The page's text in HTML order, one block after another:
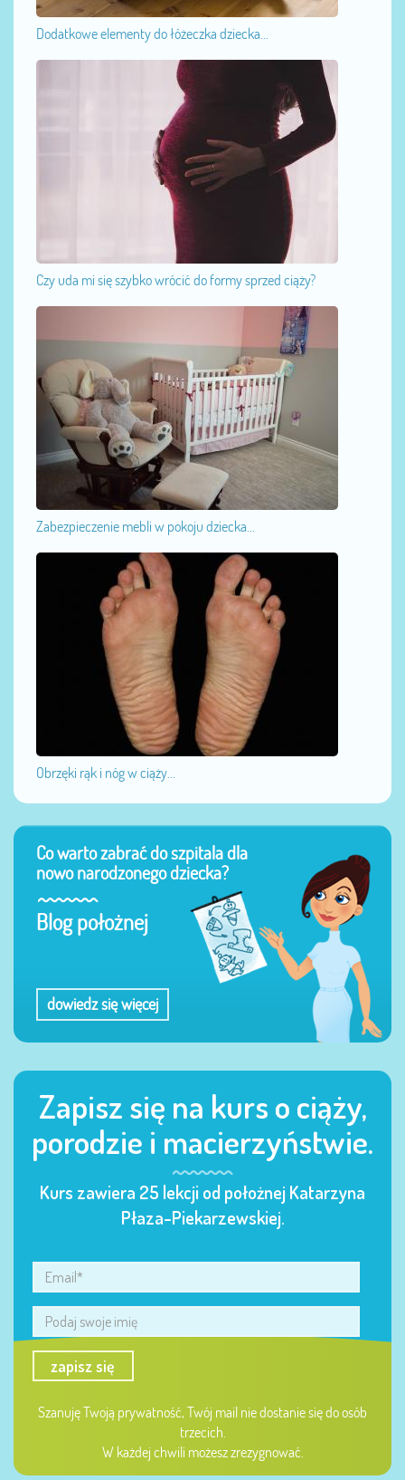
Dodatkowe elementy do łóżeczka dziecka...
Czy uda mi się szybko wrócić do formy sprzed ciąży?
Zabezpieczenie mebli w pokoju dziecka...
Obrzęki rąk i nóg w ciąży...
Co warto zabrać do szpitala dla
nowo narodzonego dziecka?
Blog położnej
dowiedz się więcej
Zapisz się na kurs o ciąży,
porodzie i macierzyństwie.
Kurs zawiera 25 lekcji od położnej Katarzyna
Płaza-Piekarzewskiej.
zapisz się
Szanuję Twoją prywatność, Twój mail nie dostanie się do osób
trzecich.
W każdej chwili możesz zrezygnować.